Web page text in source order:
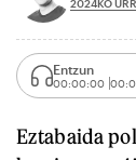
2024KO
Entzun
00:00:00
Eztabaida